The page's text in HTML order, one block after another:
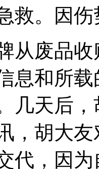
救。因
从废品
息和所
几天后
，胡大
代，因